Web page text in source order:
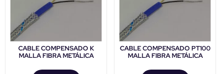
CABLE COMPENSADO K
MALLA FIBRA METÁLICA
CABLE COMPENSADO PT100
MALLA FIBRA METÁLICA